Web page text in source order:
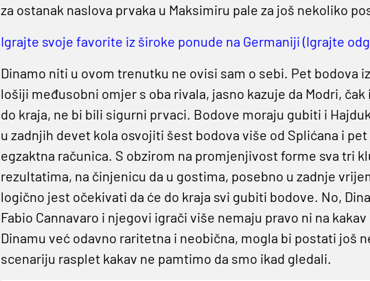
za ostanak naslova prvaka u Maksimiru pale za još nekoliko
Igrajte svoje favorite iz široke ponude na Germaniji (Igrajte
Dinamo niti u ovom trenutku ne ovisi sam o sebi. Pet bodova
lošiji međusobni omjer s oba rivala, jasno kazuje da Modri,
do kraja, ne bi bili sigurni prvaci. Bodove moraju gubiti i
u zadnjih devet kola osvojiti šest bodova više od Splićana i
egzaktna računica. S obzirom na promjenjivost forme sva tri
rezultatima, na činjenicu da u gostima, posebno u zadnje
logično jest očekivati da će do kraja svi gubiti bodove. No,
Fabio Cannavaro i njegovi igrači više nemaju pravo ni na
Dinamu već odavno raritetna i neobična, mogla bi postati još
scenariju rasplet kakav ne pamtimo da smo ikad gledali.